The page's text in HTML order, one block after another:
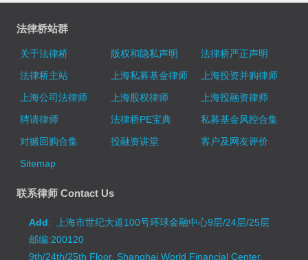
法律桥站群
关于法律桥 版权和隐私声明
法律桥严正声明
法律桥主站
上海私募基金律师
上海投资并购律师
上海公司法律师
上海股权律师
上海投融资律师
聘请律师
法律桥PE宝典
私募基金风控合集
对赌回购合集
投融资讲堂
客户及网友评价
Sitemap
联系律师 Contact Us
Add: 上海市世纪大道100号环球金融中心9层/24层/25层
邮编:200120
9th/24th/25th Floor, Shanghai World Financial Center,